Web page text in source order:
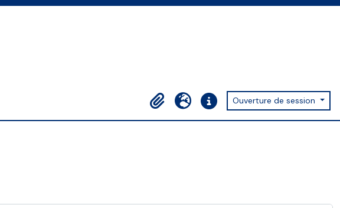
Presse-papier
LangueLiens rapidesOuverture de session